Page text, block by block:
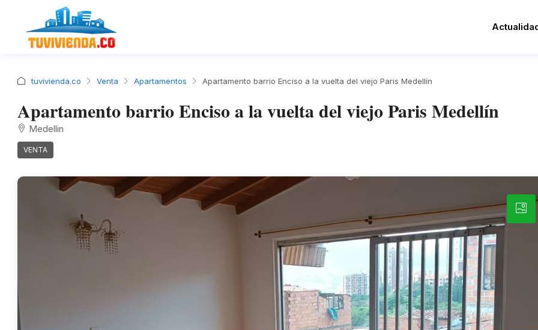
tuvivienda.co Venta Apartamentos Apartamento barrio Enciso a la vuelta del viejo Paris Medellín
Apartamento barrio Enciso a la vuelta del viejo Paris Medellín
Medellin
VENTA